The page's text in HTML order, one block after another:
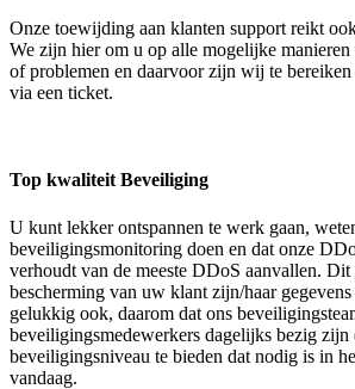
Onze toewijding aan klanten support reikt
We zijn hier om u op alle mogelijke manieren
of problemen en daarvoor zijn wij te
via een ticket.
Top kwaliteit Beveiliging
U kunt lekker ontspannen te werk gaan,
beveiligingsmonitoring doen en dat onze
verhoudt van de meeste DDoS aanvallen. Dit
bescherming van uw klant zijn/haar
gelukkig ook, daarom dat ons
beveiligingsmedewerkers dagelijks bezig zijn
beveiligingsniveau te bieden dat nodig is in
vandaag.